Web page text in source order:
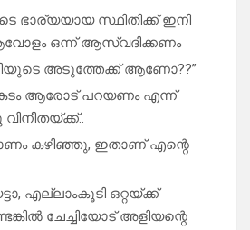
ഭാര്യയായ സ്ഥിതിക്ക് ഇനി
ഒന്ന് ആസ്വദിക്കണം
അടുത്തേക്ക് ആണോ??”
ആരോട് പറയണം എന്ന്
കഴിഞ്ഞു, ഇതാണ് എന്റെ
എല്ലാംകൂടി ഒറ്റയ്ക്ക്
ചേച്ചിയോട് അളിയന്റെ